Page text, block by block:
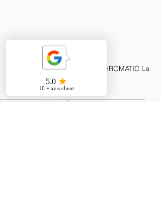
CH2 0873 OCRE KOUM Le CHROMATIC La
SEIGNEURIE
architecte d’intérieur
rénovation responsable